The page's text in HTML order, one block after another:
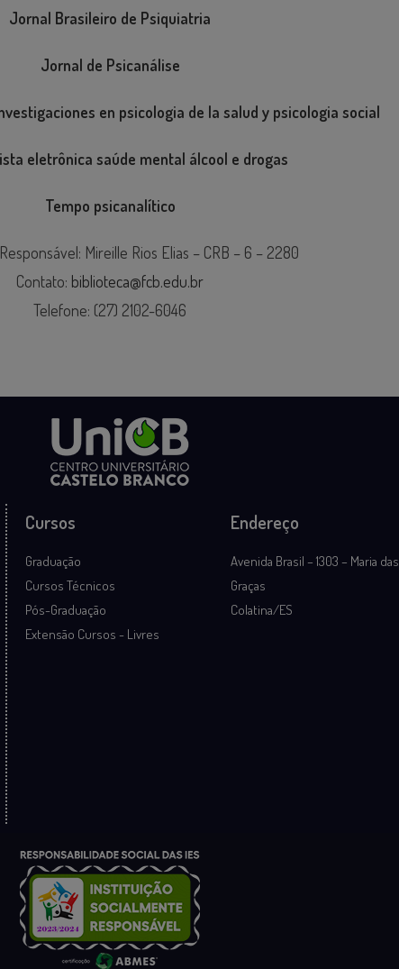
Jornal Brasileiro de Psiquiatria
Jornal de Psicanálise
en psicologia de la salud y psicologia social
eletrônica saúde mental álcool e drogas
Tempo psicanalítico
Mireille Rios Elias – CRB – 6 – 2280
Contato: biblioteca@fcb.edu.br
Telefone: (27) 2102-6046
Cursos
Graduação
Cursos Técnicos
Pós-Graduação
Extensão Cursos - Livres
Endereço
Avenida Brasil – 1303 – Maria das
Graças
Colatina/ES